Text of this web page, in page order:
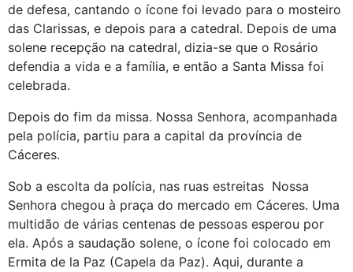
de defesa, cantando o ícone foi levado para o mosteiro
das Clarissas, e depois para a catedral. Depois de uma
solene recepção na catedral, dizia-se que o Rosário
defendia a vida e a família, e então a Santa Missa foi
celebrada.
Depois do fim da missa. Nossa Senhora, acompanhada
pela polícia, partiu para a capital da província de
Cáceres.
Sob a escolta da polícia, nas ruas estreitas Nossa
Senhora chegou à praça do mercado em Cáceres. Uma
multidão de várias centenas de pessoas esperou por
ela. Após a saudação solene, o ícone foi colocado em
Ermita de la Paz (Capela da Paz). Aqui, durante a